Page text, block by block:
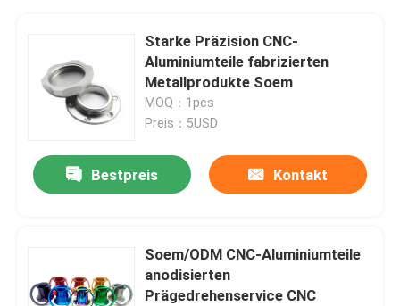
Starke Präzision CNC-
Aluminiumteile fabrizierten
Metallprodukte Soem
MOQ：1pcs
Preis：5USD
Bestpreis Kontakt
Soem/ODM CNC-Aluminiumteile
anodisierten
Prägedrehenservice CNC